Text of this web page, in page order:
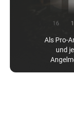
Als Pro-
und